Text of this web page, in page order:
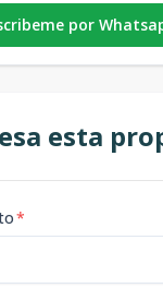
por
esta
*